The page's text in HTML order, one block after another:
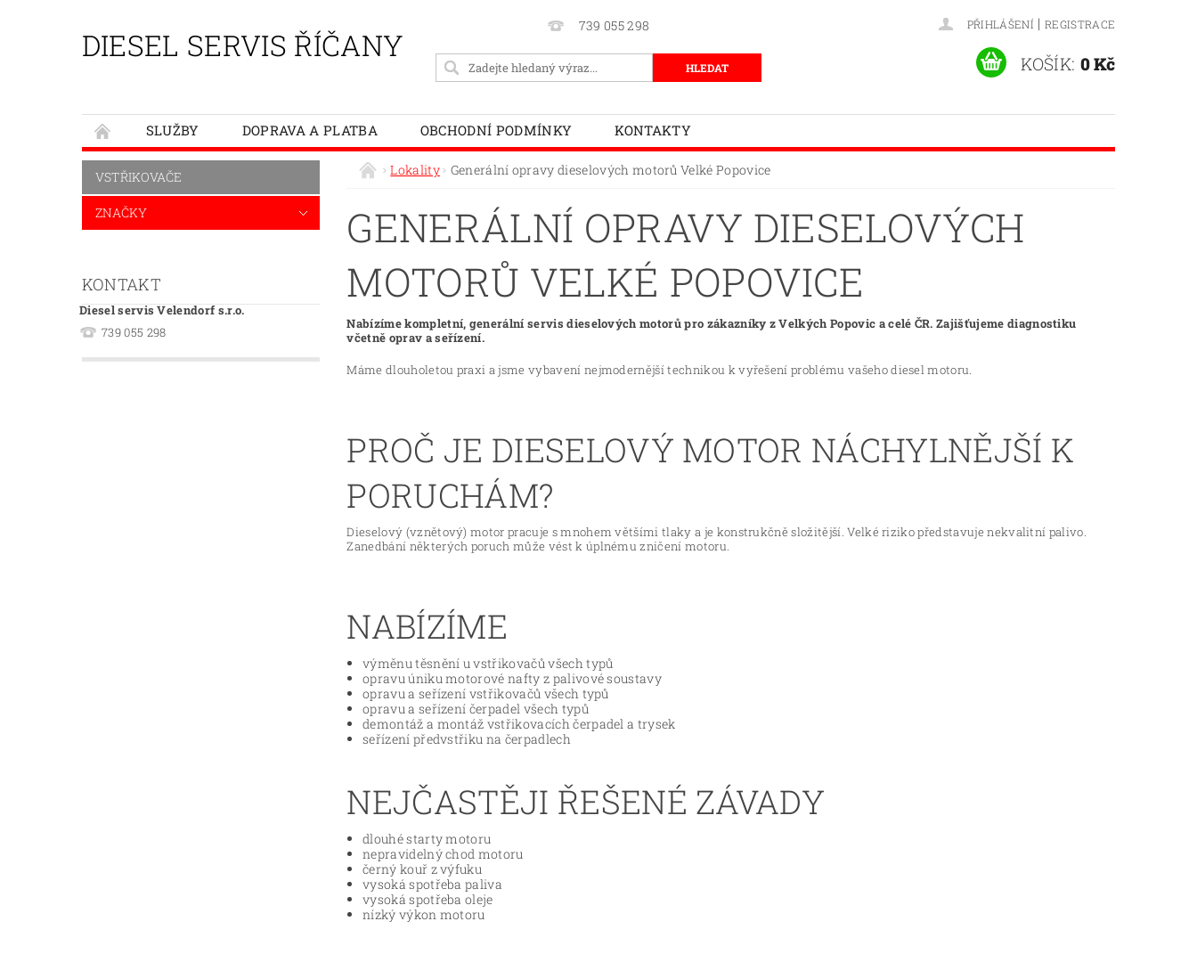
DIESEL SERVIS ŘÍČANY
739 055 298 PŘIHLÁŠENÍ | REGISTRACE
KOŠÍK: 0 Kč
SLUŽBY DOPRAVA A PLATBA OBCHODNÍ PODMÍNKY KONTAKTY
VSTŘIKOVAČE
ZNAČKY
KONTAKT
Diesel servis Velendorf s.r.o.
739 055 298
Lokality Generální opravy dieselových motorů Velké Popovice
GENERÁLNÍ OPRAVY DIESELOVÝCH
MOTORŮ VELKÉ POPOVICE
Nabízíme kompletní, generální servis dieselových motorů pro zákazníky z Velkých Popovic a celé ČR. Zajišťujeme diagnostiku
včetně oprav a seřízení.
Máme dlouholetou praxi a jsme vybavení nejmodernější technikou k vyřešení problému vašeho diesel motoru.
PROČ JE DIESELOVÝ MOTOR NÁCHYLNĚJŠÍ K
PORUCHÁM?
Dieselový (vznětový) motor pracuje s mnohem většími tlaky a je konstrukčně složitější. Velké riziko představuje nekvalitní palivo.
Zanedbání některých poruch může vést k úplnému zničení motoru.
NABÍZÍME
výměnu těsnění u vstřikovačů všech typů
opravu úniku motorové nafty z palivové soustavy
opravu a seřízení vstřikovačů všech typů
opravu a seřízení čerpadel všech typů
demontáž a montáž vstřikovacích čerpadel a trysek
seřízení předvstřiku na čerpadlech
NEJČASTĚJI ŘEŠENÉ ZÁVADY
dlouhé starty motoru
nepravidelný chod motoru
černý kouř z výfuku
vysoká spotřeba paliva
vysoká spotřeba oleje
nízký výkon motoru